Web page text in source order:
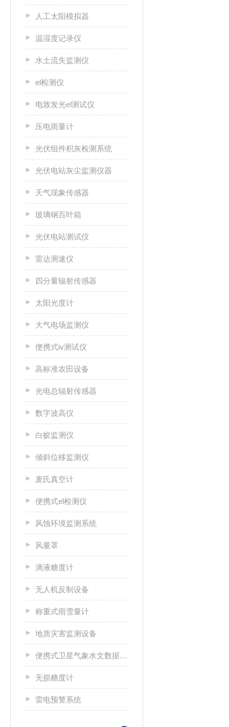
人工太阳模拟器
温湿度记录仪
水土流失监测仪
el检测仪
电致发光el测试仪
压电雨量计
光伏组件积灰检测系统
光伏电站灰尘监测仪器
天气现象传感器
玻璃钢百叶箱
光伏电站测试仪
雷达测速仪
四分量辐射传感器
太阳光度计
大气电场监测仪
便携式iv测试仪
高标准农田设备
光电总辐射传感器
数字波高仪
白蚁监测仪
倾斜位移监测仪
麦氏真空计
便携式el检测仪
风蚀环境监测系统
风量罩
滴液糖度计
无人机反制设备
称重式雨雪量计
地质灾害监测设备
便携式卫星气象水文数据广播接收设备
无损糖度计
雷电预警系统